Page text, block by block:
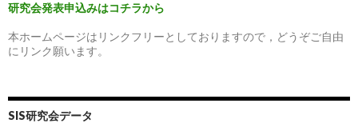
研究会発表申込みはコチラから
本ホームページはリンクフリーとしておりますので，どうぞご自由
にリンク願います。
SIS研究会データ